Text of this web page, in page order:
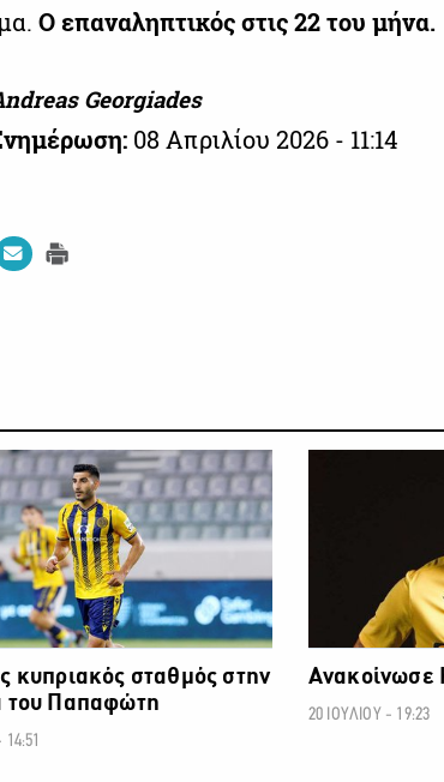
Ο επαναληπτικός στις 22 του μήνα.
Georgiades
08 Απριλίου 2026 - 11:14
ΠΡΩΤΑΘΛΗΜΑ CYTA
κυπριακός σταθμός στην
του Παπαφώτη
20 ΙΟΥΛΙΟΥ - 19:23